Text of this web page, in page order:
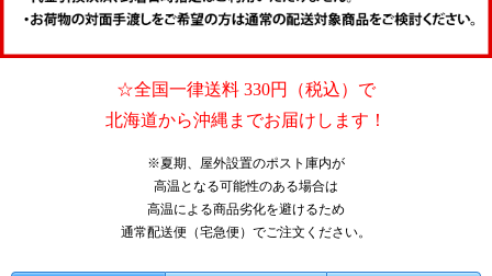
☆全国一律送料 330円（税込）で
北海道から沖縄までお届けします！
※夏期、屋外設置のポスト庫内が
高温となる可能性のある場合は
高温による商品劣化を避けるため
通常配送便（宅急便）でご注文ください。